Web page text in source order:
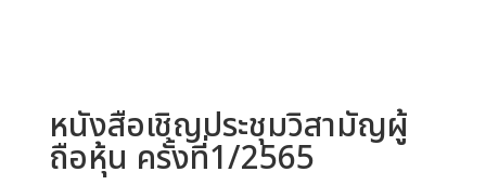
หนังสือเชิญประชุมวิสามัญผู้
ถือหุ้น ครั้งที่1/2565